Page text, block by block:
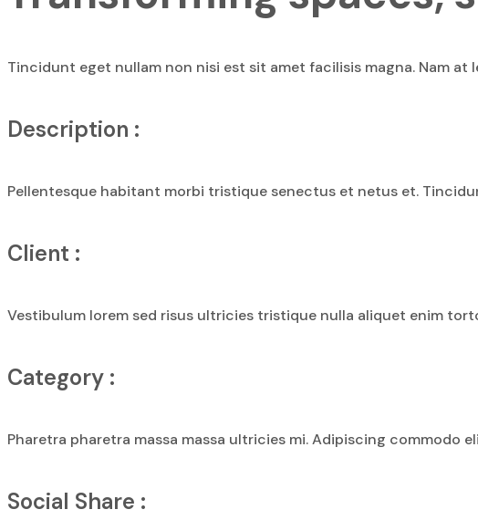
Tincidunt eget nullam non nisi est sit amet facilisis magna. Nam
Description :
Pellentesque habitant morbi tristique senectus et netus et.
Client :
Vestibulum lorem sed risus ultricies tristique nulla aliquet enim
Category :
Pharetra pharetra massa massa ultricies mi. Adipiscing commodo
Social Share :